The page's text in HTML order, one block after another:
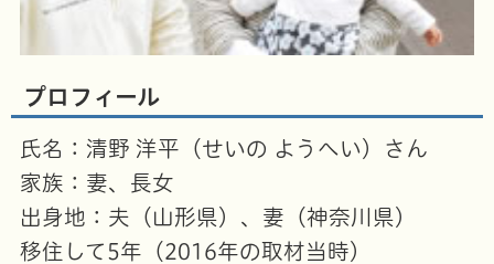
プロフィール
氏名：清野 洋平（せいの ようへい）さん
家族：妻、長女
出身地：夫（山形県）、妻（神奈川県）
移住して5年（2016年の取材当時）